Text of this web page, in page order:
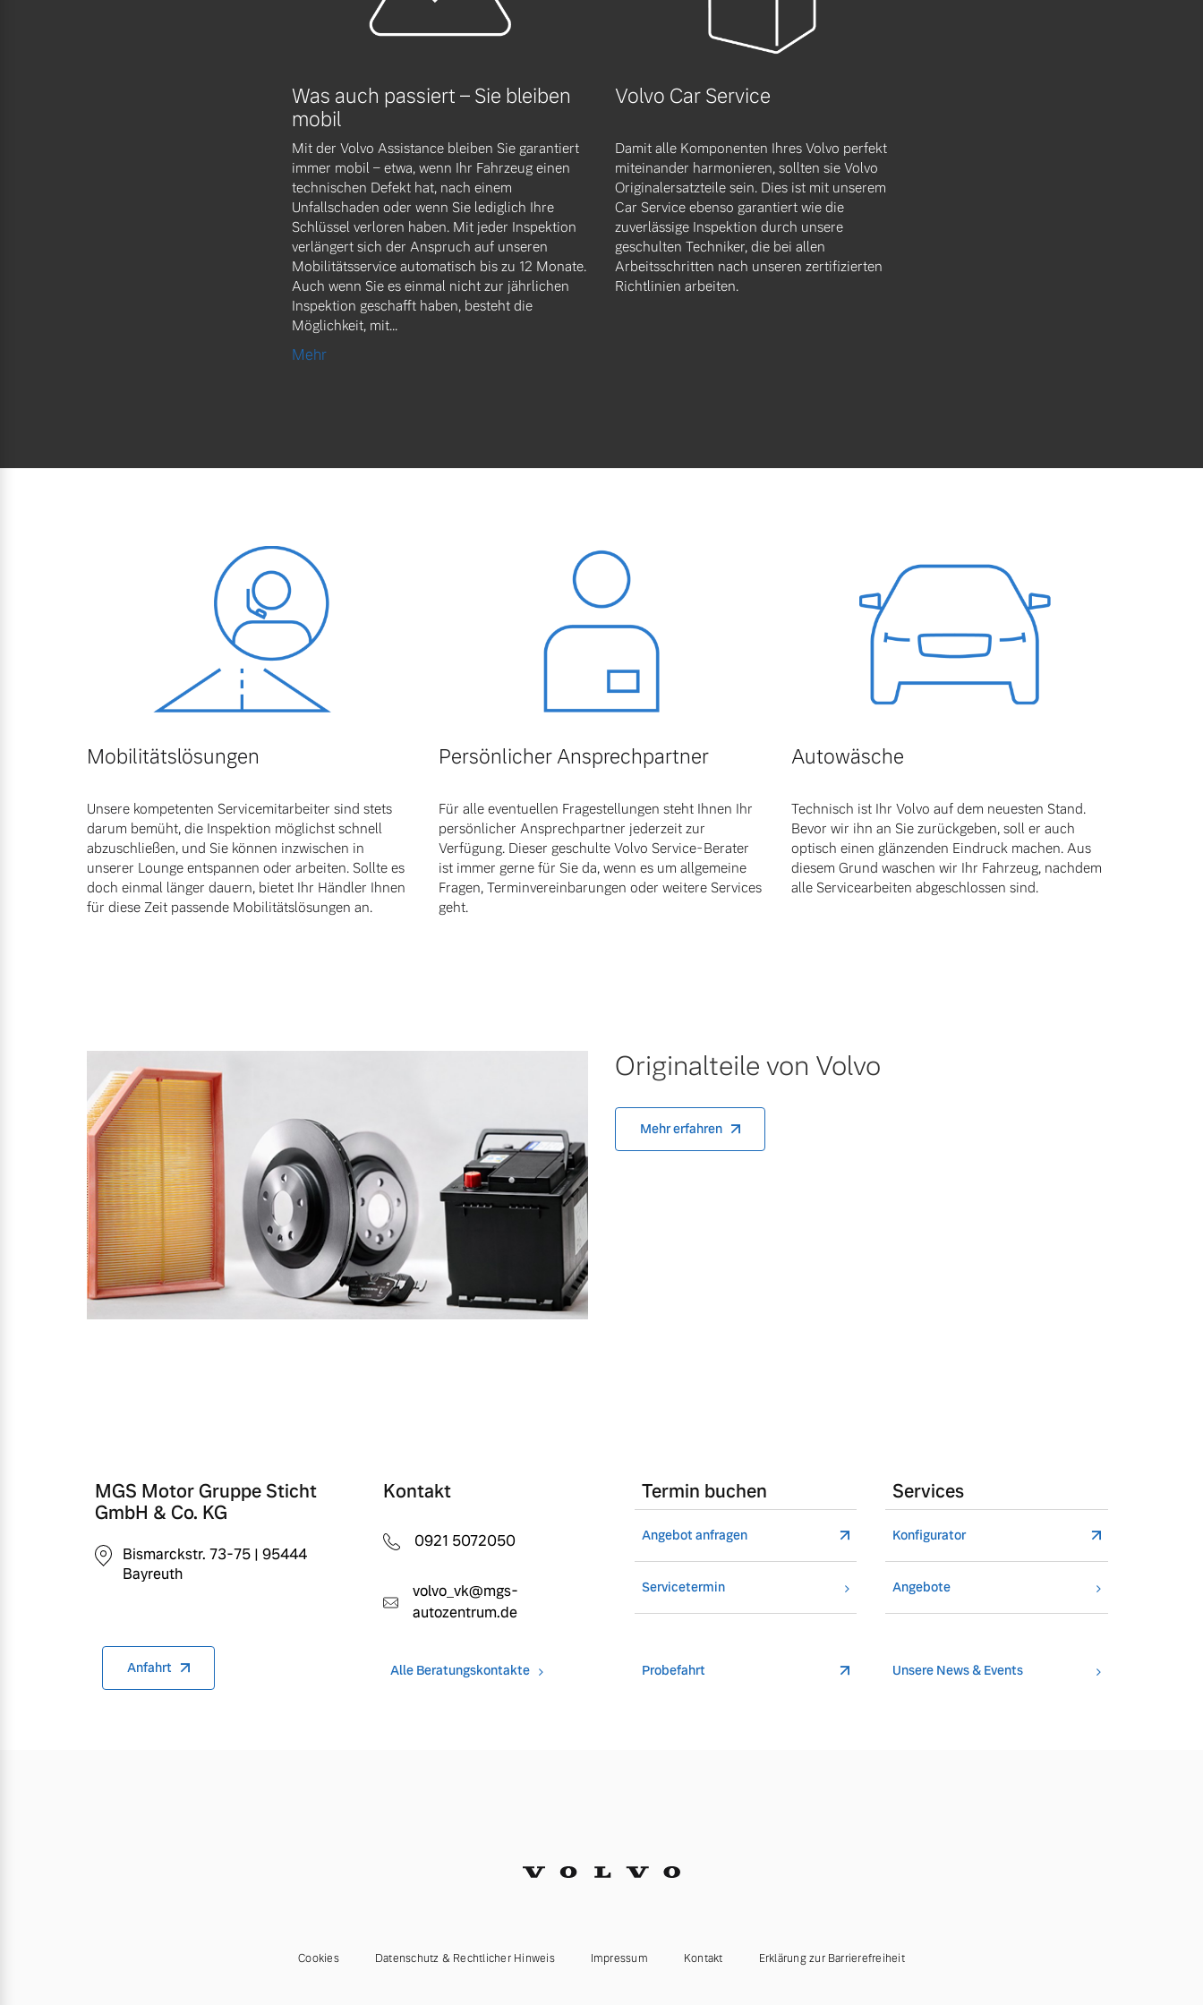
Was auch passiert – Sie bleiben
mobil
Mit der Volvo Assistance bleiben Sie garantiert
immer mobil – etwa, wenn Ihr Fahrzeug einen
technischen Defekt hat, nach einem
Unfallschaden oder wenn Sie lediglich Ihre
Schlüssel verloren haben. Mit jeder Inspektion
verlängert sich der Anspruch auf unseren
Mobilitätsservice automatisch bis zu 12 Monate.
Auch wenn Sie es einmal nicht zur jährlichen
Inspektion geschafft haben, besteht die
Möglichkeit, mit...
Mehr
Volvo Car Service
Damit alle Komponenten Ihres Volvo perfekt
miteinander harmonieren, sollten sie Volvo
Originalersatzteile sein. Dies ist mit unserem
Car Service ebenso garantiert wie die
zuverlässige Inspektion durch unsere
geschulten Techniker, die bei allen
Arbeitsschritten nach unseren zertifizierten
Richtlinien arbeiten.
Mobilitätslösungen
Unsere kompetenten Servicemitarbeiter sind stets
darum bemüht, die Inspektion möglichst schnell
abzuschließen, und Sie können inzwischen in
unserer Lounge entspannen oder arbeiten. Sollte es
doch einmal länger dauern, bietet Ihr Händler Ihnen
für diese Zeit passende Mobilitätslösungen an.
Persönlicher Ansprechpartner
Für alle eventuellen Fragestellungen steht Ihnen Ihr
persönlicher Ansprechpartner jederzeit zur
Verfügung. Dieser geschulte Volvo Service-Berater
ist immer gerne für Sie da, wenn es um allgemeine
Fragen, Terminvereinbarungen oder weitere Services
geht.
Autowäsche
Technisch ist Ihr Volvo auf dem neuesten Stand.
Bevor wir ihn an Sie zurückgeben, soll er auch
optisch einen glänzenden Eindruck machen. Aus
diesem Grund waschen wir Ihr Fahrzeug, nachdem
alle Servicearbeiten abgeschlossen sind.
Originalteile von Volvo
Mehr erfahren
MGS Motor Gruppe Sticht
GmbH & Co. KG
Bismarckstr. 73-75 | 95444
Bayreuth
Anfahrt
Kontakt
0921 5072050
volvo_vk@mgs-
autozentrum.de
Alle Beratungskontakte
Termin buchen
Angebot anfragen
Servicetermin
Probefahrt
Services
Konfigurator
Angebote
Unsere News & Events
Cookies Datenschutz & Rechtlicher Hinweis Impressum Kontakt Erklärung zur Barrierefreiheit